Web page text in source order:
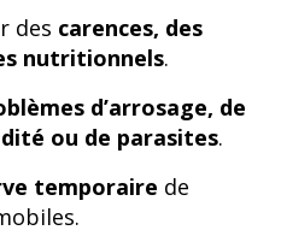
des carences, des
nutritionnels.
d’arrosage, de
ou de parasites.
temporaire de